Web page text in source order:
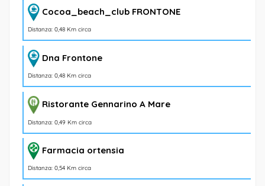
Cocoa_beach_club FRONTONE
Distanza: 0,48 Km circa
Dna Frontone
Distanza: 0,48 Km circa
Ristorante Gennarino A Mare
Distanza: 0,49 Km circa
Farmacia ortensia
Distanza: 0,54 Km circa